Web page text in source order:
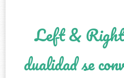
Left &
dualidad se